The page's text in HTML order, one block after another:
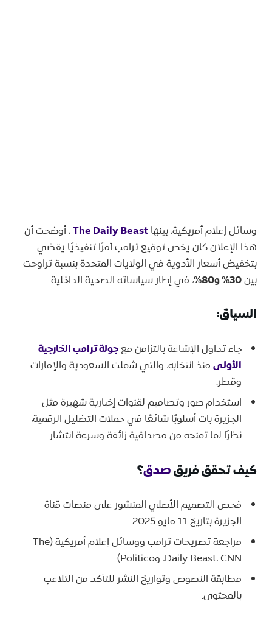
وسائل إعلام أمريكية، بينهاThe Daily Beast، أوضحت أن
هذا الإعلان كان يخص توقيع ترامب أمرًا تنفيذيًا يقضي
بتخفيض أسعار الأدوية في الولايات المتحدة بنسبة تراوحت
بين30% و80% ، في إطار سياساته الصحية الداخلية.
السياق:
جاء تداول الإشاعة بالتزامن معجولة ترامب الخارجية
الأولىمنذ انتخابه، والتي شملت السعودية والإمارات
وقطر.
استخدام صور وتصاميم لقنوات إخبارية شهيرة مثل
الجزيرة بات أسلوبًا شائعًا في حملات التضليل الرقمية،
نظرًا لما تمنحه من مصداقية زائفة وسرعة انتشار.
كيف تحقق فريقصدق؟
فحص التصميم الأصلي المنشور على منصات قناة
الجزيرة بتاريخ 11 مايو 2025.
مراجعة تصريحات ترامب ووسائل إعلام أمريكية (The
Daily Beast، CNN، وPolitico).
مطابقة النصوص وتواريخ النشر للتأكد من التلاعب
بالمحتوى.